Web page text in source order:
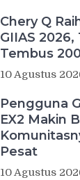
Chery Q
GIIAS
Tembus
10 Agustus
Pengguna
EX2 Makin
Pesat
10 Agustus